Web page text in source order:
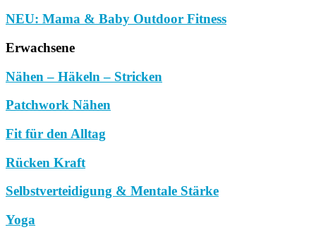
NEU: Mama & Baby Outdoor Fitness
Erwachsene
Nähen – Häkeln – Stricken
Patchwork Nähen
Fit für den Alltag
Rücken Kraft
Selbstverteidigung & Mentale Stärke
Yoga